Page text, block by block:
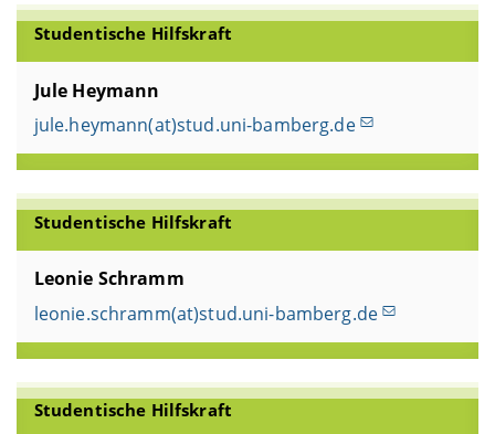
Studentische Hilfskraft
Jule Heymann
jule.heymann(at)stud.uni-bamberg.de
Studentische Hilfskraft
Leonie Schramm
leonie.schramm(at)stud.uni-bamberg.de
Studentische Hilfskraft